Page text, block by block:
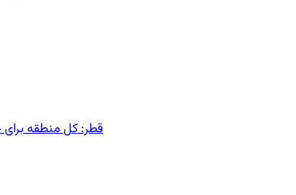
قطر: کل منطقه